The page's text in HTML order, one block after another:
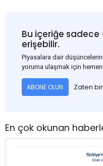
Bu içeriğe
erişebilir.
Piyasalara dair
yoruma ulaşmak için hemen
ABONE OLUN Zaten
En çok okunan